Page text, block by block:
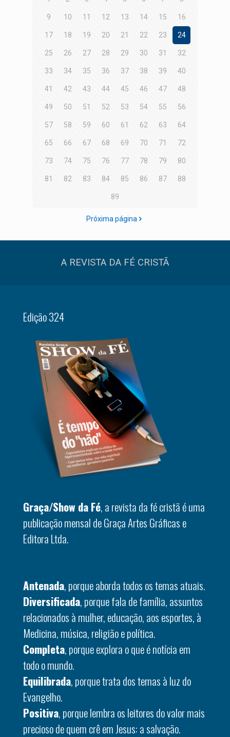
9 10 11 12 13 14 15 16
17 18 19 20 21 22 23 24
25 26 27 28 29 30 31 32
33 34 35 36 37 38 39 40
41 42 43 44 45 46 47 48
49 50 51 52 53 54 55 56
57 58 59 60 61 62 63 64
65 66 67 68 69 70 71 72
73 74 75 76 77 78 79 80
81 82 83 84 85 86 87 88
89
Próxima página
A REVISTA DA FÉ CRISTÃ
Edição 324
Graça/Show da Fé, a revista da fé cristã é uma
publicação mensal de Graça Artes Gráficas e
Editora Ltda.
Antenada, porque aborda todos os temas atuais.
Diversificada, porque fala de família, assuntos
relacionados à mulher, educação, aos esportes, à
Medicina, música, religião e política.
Completa, porque explora o que é notícia em
todo o mundo.
Equilibrada, porque trata dos temas à luz do
Evangelho.
Positiva, porque lembra os leitores do valor mais
precioso de quem crê em Jesus: a salvação.